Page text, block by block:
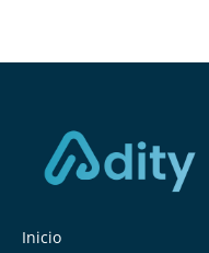
Inicio